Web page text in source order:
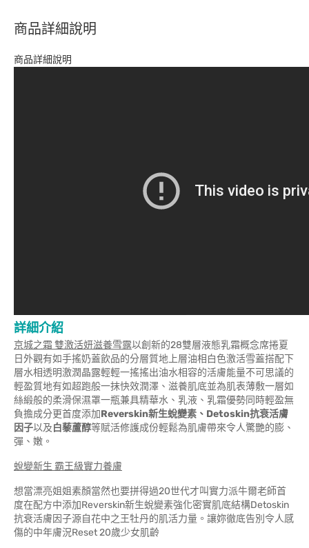
商品詳細說明
商品詳細說明
詳細介紹
京城之霜 雙激活妍滋養雪露以創新的28雙層液態乳霜概念席捲夏
日外觀有如手搖奶蓋飲品的分層質地上層油相白色激活雪蓋搭配下
層水相透明激潤晶露輕輕一搖搖出油水相容的活膚能量不可思議的
輕盈質地有如超跑般一抹快效潤澤、滋養肌底並為肌表薄敷一層如
絲緞般的柔滑保濕罩一瓶兼具精華水、乳液、乳霜優勢同時輕盈無
負擔成分更首度添加Reverskin新生蛻變素、Detoskin抗衰活膚
因子以及白藜蘆醇等賦活修護成份輕鬆為肌膚帶來令人驚艷的膨、
彈、嫩。
蛻變新生 霸王級實力養膚
想當漂亮姐姐素顏當然也要拼得過20世代才叫實力派牛爾老師首
度在配方中添加Reverskin新生蛻變素強化密實肌底結構Detoskin
抗衰活膚因子源自花中之王牡丹的肌活力量。讓妳徹底告別令人感
傷的中年膚況Reset 20歲少女肌齡